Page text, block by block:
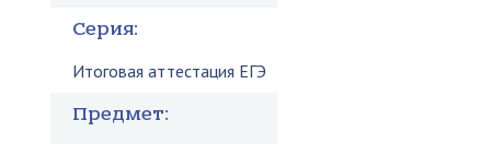
Серия:
Итоговая аттестация ЕГЭ
Предмет: